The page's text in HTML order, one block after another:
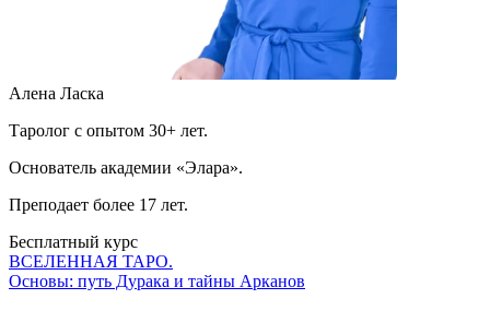
Алена Ласка
Таролог с опытом 30+ лет.
Основатель академии «Элара».
Преподает более 17 лет.
Бесплатный курс
ВСЕЛЕННАЯ ТАРО.
Основы: путь Дурака и тайны Арканов